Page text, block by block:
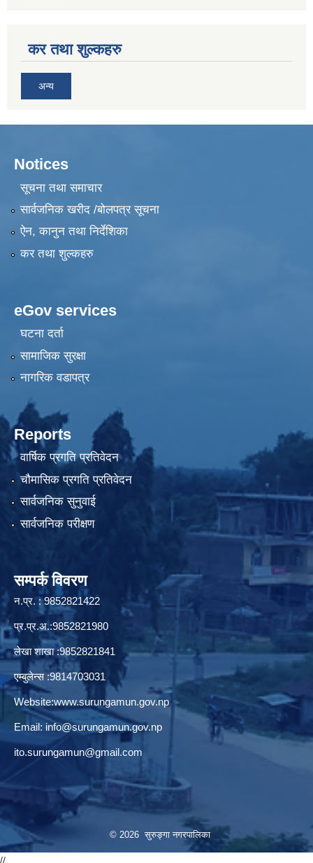
कर तथा शुल्कहरु
अन्य
Notices
सूचना तथा समाचार
सार्वजनिक खरीद /बोलपत्र सूचना
ऐन, कानुन तथा निर्देशिका
कर तथा शुल्कहरु
eGov services
घटना दर्ता
सामाजिक सुरक्षा
नागरिक वडापत्र
Reports
वार्षिक प्रगति प्रतिवेदन
चौमासिक प्रगति प्रतिवेदन
सार्वजनिक सुनुवाई
सार्वजनिक परीक्षण
सम्पर्क विवरण
न.प्र. : 9852821422
प्र.प्र.अ.:9852821980
लेखा शाखा :9852821841
एम्बुलेन्स :9814703031
Website:www.surungamun.gov.np
Email: info@surungamun.gov.np
ito.surungamun@gmail.com
© 2026 सुरुङ्‍गा नगरपालिका
//